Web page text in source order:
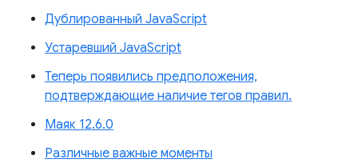
Дублированный JavaScript
Устаревший JavaScript
Теперь появились предположения,
подтверждающие наличие тегов правил.
Маяк 12.6.0
Различные важные моменты